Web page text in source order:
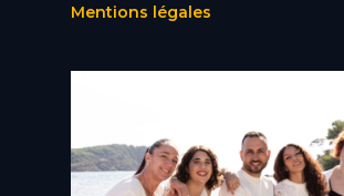
Mentions légales